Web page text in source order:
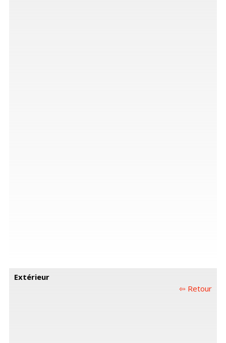
Extérieur
⇦ Retour